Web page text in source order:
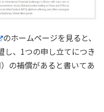
のホームページを見ると、
し、1つの申し立てにつき
の補償があると書いてあ